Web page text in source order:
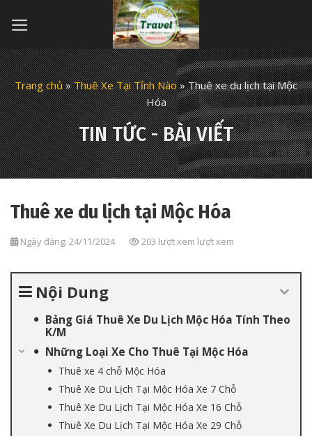
Trang chủ»Thuê Xe Tại Tỉnh Nào»Thuê xe du lịch tại Mộc
Hóa
TIN TỨC - BÀI VIẾT
Thuê xe du lịch tại Mộc Hóa
Ngày đăng: 24/11/2024 203 lượt xem lượt xem
Nội Dung
Bảng Giá Thuê Xe Du Lịch Mộc Hóa Tính Theo
K/M
Những Loại Xe Cho Thuê Tại Mộc Hóa
Thuê xe 4 chỗ Mộc Hóa
Thuê Xe Du Lịch Tại Mộc Hóa Xe 7 Chỗ
Thuê Xe Du Lịch Tại Mộc Hóa Xe 16 Chỗ
Thuê Xe Du Lịch Tại Mộc Hóa Xe 29 Chỗ